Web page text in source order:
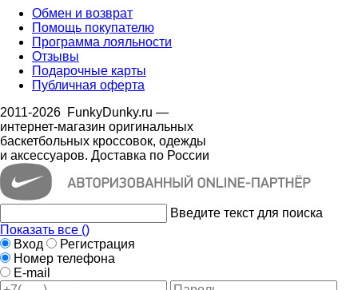
Обмен и возврат
Помощь покупателю
Программа лояльности
Отзывы
Подарочные карты
Публичная оферта
2011-2026 FunkyDunky.ru —
интернет-магазин оригинальных
баскетбольных кроссовок, одежды
и аксессуаров. Доставка по России
Введите текст для поиска
Показать все ()
Вход
Регистрация
Номер телефона
E-mail